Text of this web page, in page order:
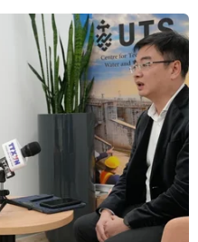
cao tốc Phan
dài 6km
nặng, móp méo phần
nằm chiếm 2 làn đường
tai nạn không có
khách trên các xe